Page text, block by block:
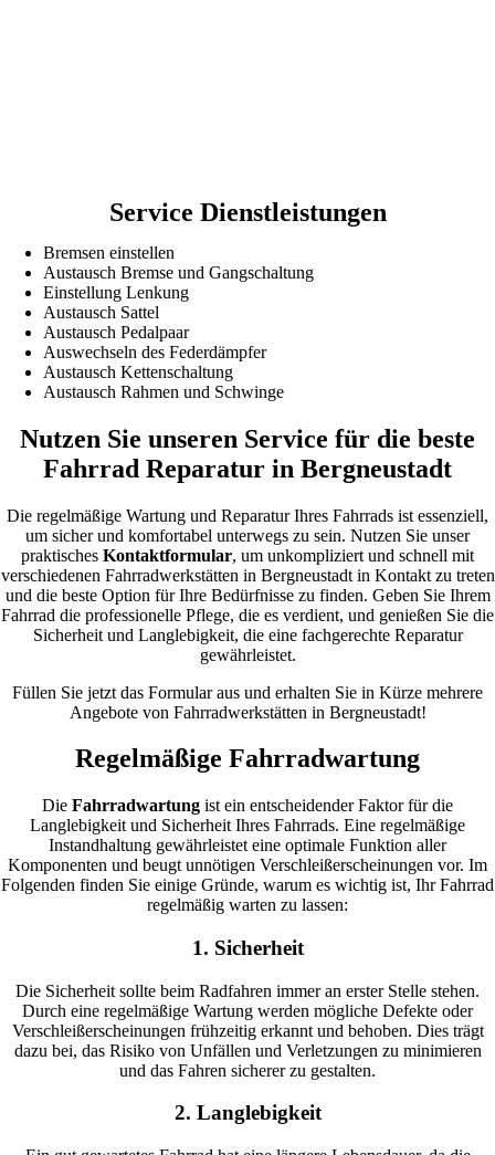
Service Dienstleistungen
Bremsen einstellen
Austausch Bremse und Gangschaltung
Einstellung Lenkung
Austausch Sattel
Austausch Pedalpaar
Auswechseln des Federdämpfer
Austausch Kettenschaltung
Austausch Rahmen und Schwinge
Nutzen Sie unseren Service für die beste
Fahrrad Reparatur in Bergneustadt
Die regelmäßige Wartung und Reparatur Ihres Fahrrads ist essenziell,
um sicher und komfortabel unterwegs zu sein. Nutzen Sie unser
praktisches Kontaktformular, um unkompliziert und schnell mit
verschiedenen Fahrradwerkstätten in Bergneustadt in Kontakt zu treten
und die beste Option für Ihre Bedürfnisse zu finden. Geben Sie Ihrem
Fahrrad die professionelle Pflege, die es verdient, und genießen Sie die
Sicherheit und Langlebigkeit, die eine fachgerechte Reparatur
gewährleistet.
Füllen Sie jetzt das Formular aus und erhalten Sie in Kürze mehrere
Angebote von Fahrradwerkstätten in Bergneustadt!
Regelmäßige Fahrradwartung
Die Fahrradwartung ist ein entscheidender Faktor für die
Langlebigkeit und Sicherheit Ihres Fahrrads. Eine regelmäßige
Instandhaltung gewährleistet eine optimale Funktion aller
Komponenten und beugt unnötigen Verschleißerscheinungen vor. Im
Folgenden finden Sie einige Gründe, warum es wichtig ist, Ihr Fahrrad
regelmäßig warten zu lassen:
1. Sicherheit
Die Sicherheit sollte beim Radfahren immer an erster Stelle stehen.
Durch eine regelmäßige Wartung werden mögliche Defekte oder
Verschleißerscheinungen frühzeitig erkannt und behoben. Dies trägt
dazu bei, das Risiko von Unfällen und Verletzungen zu minimieren
und das Fahren sicherer zu gestalten.
2. Langlebigkeit